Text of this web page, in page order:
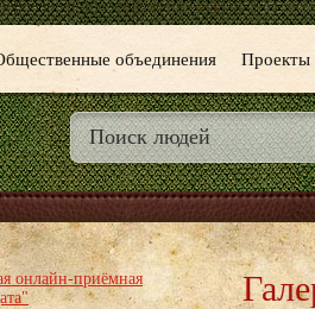
объединения Проекты
онлайн-приёмная